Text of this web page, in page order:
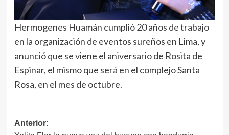
Hermogenes Huamán cumplió 20 años de trabajo
en la organización de eventos sureños en Lima, y
anunció que se viene el aniversario de Rosita de
Espinar, el mismo que será en el complejo Santa
Rosa, en el mes de octubre.
Navegación
Anterior: